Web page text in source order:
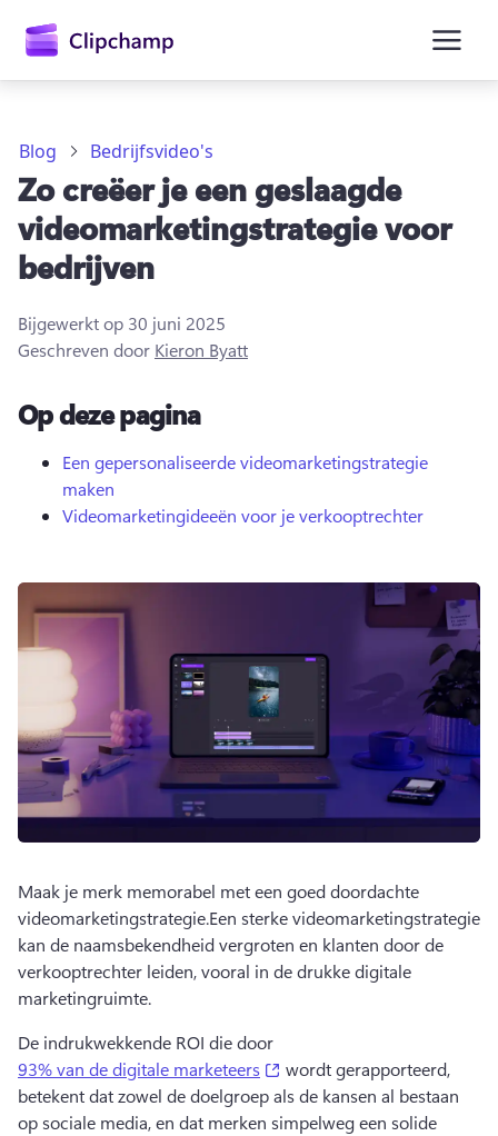
Aanmelden
Gratis uitproberen
Blog Bedrijfsvideo's
Zo creëer je een geslaagde
videomarketingstrategie voor
bedrijven
Bijgewerkt op 30 juni 2025
Geschreven door Kieron Byatt
Op deze pagina
Een gepersonaliseerde videomarketingstrategie
maken
Videomarketingideeën voor je verkooptrechter
Maak je merk memorabel met een goed doordachte
videomarketingstrategie.Een sterke videomarketingstrategie
kan de naamsbekendheid vergroten en klanten door de
verkooptrechter leiden, vooral in de drukke digitale
marketingruimte.
De indrukwekkende ROI die door
93% van de digitale marketeers
(opens in a new tab)
wordt gerapporteerd,
betekent dat zowel de doelgroep als de kansen al bestaan
op sociale media, en dat merken simpelweg een solide